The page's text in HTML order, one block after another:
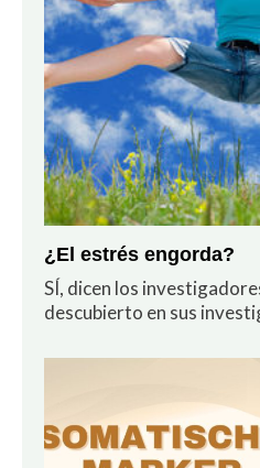
¿El estrés engorda?
SÍ, dicen los
descubierto en sus